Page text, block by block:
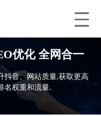
优化 全网合一
抖音、网站质量,获取更高
名权重和流量.